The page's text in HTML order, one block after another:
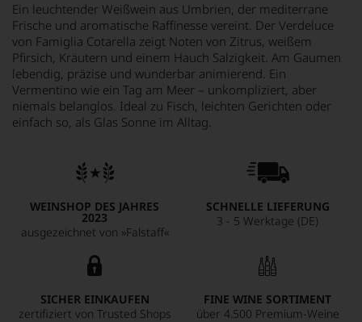
Ein leuchtender Weißwein aus Umbrien, der mediterrane
Frische und aromatische Raffinesse vereint. Der Verdeluce
von Famiglia Cotarella zeigt Noten von Zitrus, weißem
Pfirsich, Kräutern und einem Hauch Salzigkeit. Am Gaumen
lebendig, präzise und wunderbar animierend. Ein
Vermentino wie ein Tag am Meer – unkompliziert, aber
niemals belanglos. Ideal zu Fisch, leichten Gerichten oder
einfach so, als Glas Sonne im Alltag.
WEINSHOP DES JAHRES
2023
ausgezeichnet von »Falstaff«
SCHNELLE LIEFERUNG
3 - 5 Werktage (DE)
SICHER EINKAUFEN
zertifiziert von Trusted Shops
FINE WINE SORTIMENT
über 4.500 Premium-Weine